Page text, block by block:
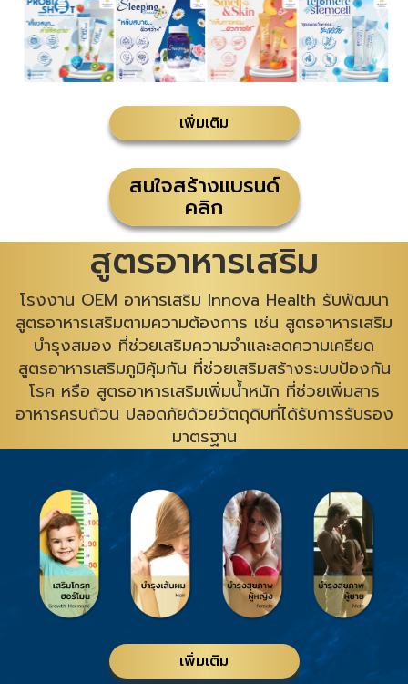
เพิ่มเติม
สนใจสร้างแบรนด์
คลิก
สูตรอาหารเสริม
โรงงาน OEM อาหารเสริม Innova Health รับพัฒนา
สูตรอาหารเสริมตามความต้องการ เช่น สูตรอาหารเสริม
บำรุงสมอง ที่ช่วยเสริมความจำและลดความเครียด
สูตรอาหารเสริมภูมิคุ้มกัน ที่ช่วยเสริมสร้างระบบป้องกัน
โรค หรือ สูตรอาหารเสริมเพิ่มน้ำหนัก ที่ช่วยเพิ่มสาร
อาหารครบถ้วน ปลอดภัยด้วยวัตถุดิบที่ได้รับการรับรอง
มาตรฐาน
เพิ่มเติม